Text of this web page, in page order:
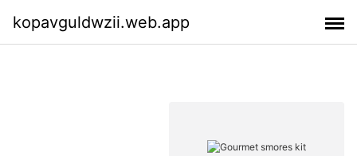
kopavguldwzii.web.app